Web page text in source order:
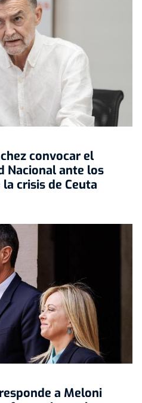
convocar el
Nacional ante los
crisis de Ceuta
a Meloni